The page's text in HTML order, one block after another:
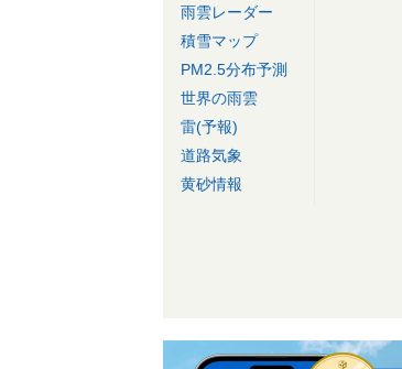
雨雲レーダー
積雪マップ
PM2.5分布予測
世界の雨雲
雷(予報)
道路気象
黄砂情報